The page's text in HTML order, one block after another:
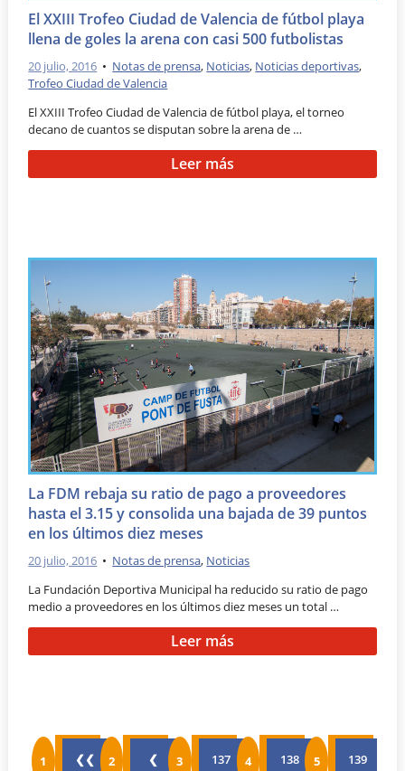
El XXIII Trofeo Ciudad de Valencia de fútbol playa
llena de goles la arena con casi 500 futbolistas
20 julio, 2016 • Notas de prensa, Noticias, Noticias deportivas,
Trofeo Ciudad de Valencia
El XXIII Trofeo Ciudad de Valencia de fútbol playa, el torneo
decano de cuantos se disputan sobre la arena de …
Leer más
La FDM rebaja su ratio de pago a proveedores
hasta el 3.15 y consolida una bajada de 39 puntos
en los últimos diez meses
20 julio, 2016 • Notas de prensa, Noticias
La Fundación Deportiva Municipal ha reducido su ratio de pago
medio a proveedores en los últimos diez meses un total …
Leer más
❮❮ ❮ 137 138 139